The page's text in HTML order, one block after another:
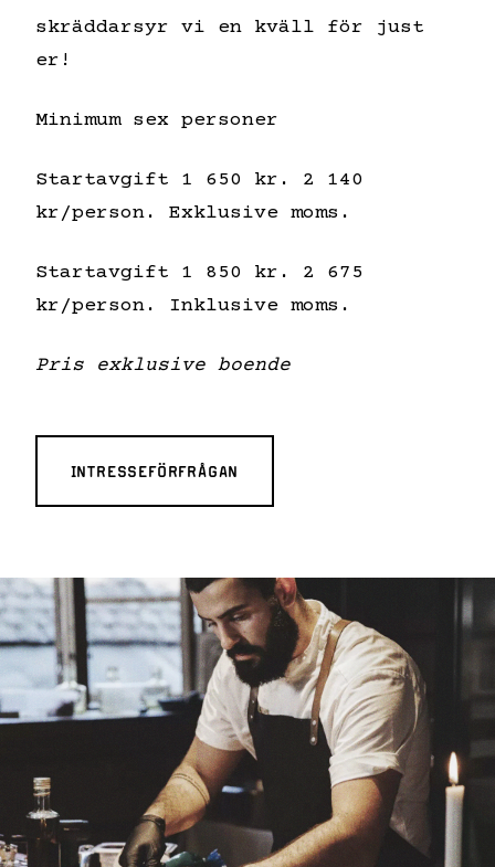
skräddarsyr vi en kväll för just
er!
Minimum sex personer
Startavgift 1 650 kr. 2 140
kr/person. Exklusive moms.
Startavgift 1 850 kr. 2 675
kr/person. Inklusive moms.
Pris exklusive boende
INTRESSEFÖRFRÅGAN